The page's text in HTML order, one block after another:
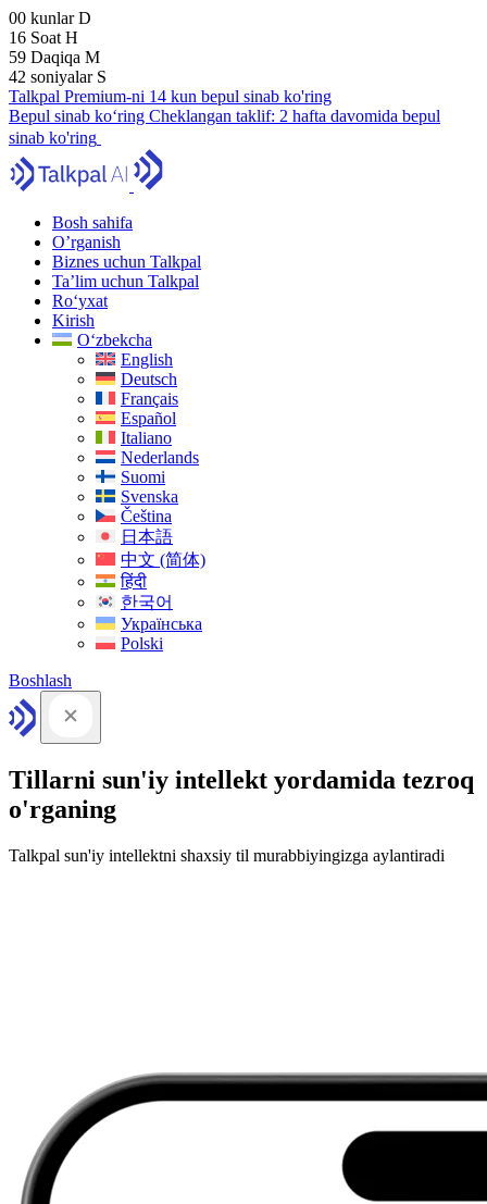
00 kunlarD
16 Soat H
59 Daqiqa M
41 soniyalar S
Talkpal Premium-ni 14 kun bepul sinab ko'ring
Bepul sinab ko‘ring Cheklangan taklif: 2 hafta davomida bepul
sinab ko'ring
Bosh sahifa
O’rganish
Biznes uchun Talkpal
Ta’lim uchun Talkpal
Ro‘yxat
Kirish
O‘zbekcha
English
Deutsch
Français
Español
Italiano
Nederlands
Suomi
Svenska
Čeština
日本語
中文 (简体)
हिंदी
한국어
Українська
Polski
Boshlash
Tillarni sun'iy intellekt yordamida tezroq
o'rganing
Talkpal sun'iy intellektni shaxsiy til murabbiyingizga aylantiradi